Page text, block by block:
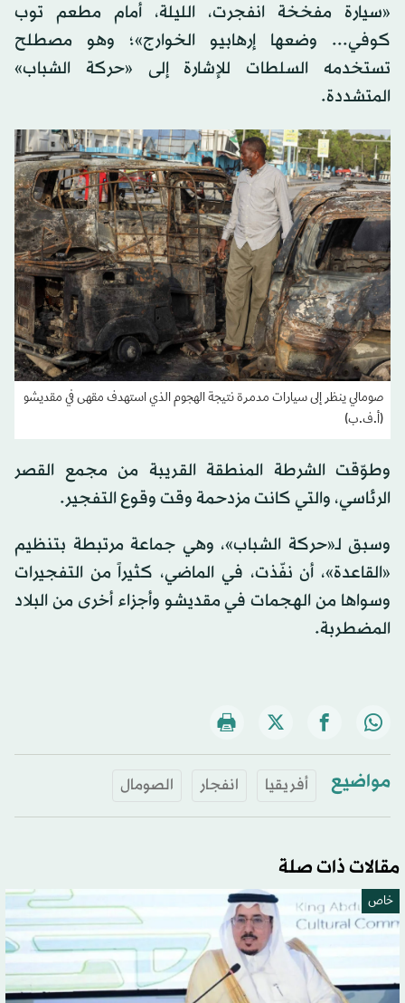
«سيارة مفخخة انفجرت، الليلة، أمام مطعم توب
كوفي... وضعها إرهابيو الخوارج»؛ وهو مصطلح
تستخدمه السلطات للإشارة إلى «حركة الشباب»
المتشددة.
صومالي ينظر إلى سيارات مدمرة نتيجة الهجوم الذي استهدف مقهى في مقديشو
(أ.ف.ب)
وطوّقت الشرطة المنطقة القريبة من مجمع القصر
الرئاسي، والتي كانت مزدحمة وقت وقوع التفجير.
وسبق لـ«حركة الشباب»، وهي جماعة مرتبطة بتنظيم
«القاعدة»، أن نفّذت، في الماضي، كثيراً من التفجيرات
وسواها من الهجمات في مقديشو وأجزاء أخرى من البلاد
المضطربة.
مواضيع أفريقيا انفجار الصومال
مقالات ذات صلة
خاص